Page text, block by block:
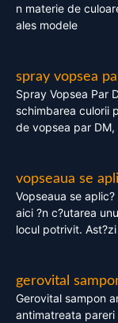
n materie de
ales modele
spray vopsea
Spray Vopsea Par
schimbarea culorii
de vopsea par DM,
vopseaua se
Vopseaua se
aici ?n c?utarea
locul potrivit. Ast?zi
gerovital
Gerovital sampon
antimatreata